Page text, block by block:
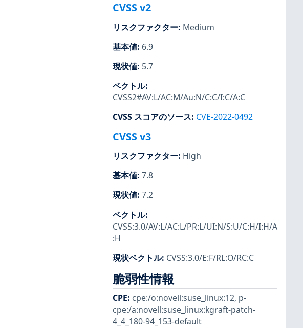
CVSS v2
リスクファクター: Medium
基本値: 6.9
現状値: 5.7
ベクトル:
CVSS2#AV:L/AC:M/Au:N/C:C/I:C/A:C
CVSS スコアのソース: CVE-2022-0492
CVSS v3
リスクファクター: High
基本値: 7.8
現状値: 7.2
ベクトル:
CVSS:3.0/AV:L/AC:L/PR:L/UI:N/S:U/C:H/I:H/A
:H
現状ベクトル: CVSS:3.0/E:F/RL:O/RC:C
脆弱性情報
CPE: cpe:/o:novell:suse_linux:12, p-
cpe:/a:novell:suse_linux:kgraft-patch-
4_4_180-94_153-default